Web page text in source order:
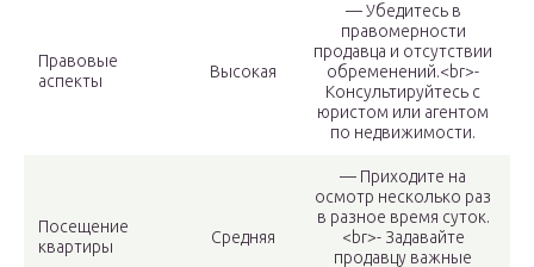
Правовые
аспекты
Высокая
— Убедитесь в
правомерности
продавца и отсутствии
обременений.<br>-
Консультируйтесь с
юристом или агентом
по недвижимости.
Посещение
квартиры
Средняя
— Приходите на
осмотр несколько раз
в разное время суток.
<br>- Задавайте
продавцу важные